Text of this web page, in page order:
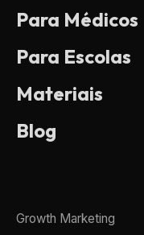
Para Médicos
Para Escolas
Materiais
Blog
Growth Marketing